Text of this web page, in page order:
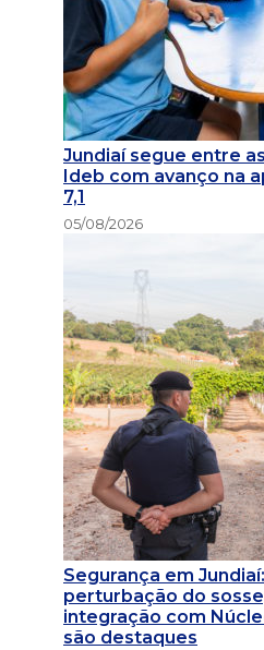
Jundiaí segue entre
Ideb com avanço na
7,1
05/08/2026
Segurança em
perturbação do
integração com
são destaques